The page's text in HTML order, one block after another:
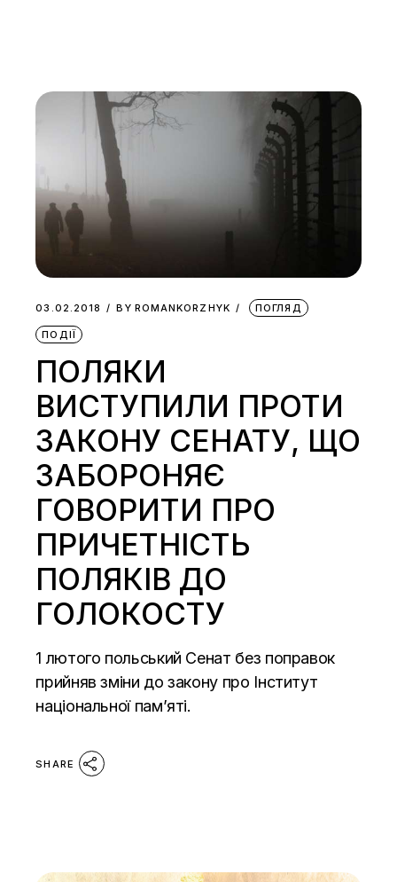
03.02.2018 BY ROMANKORZHYK ПОГЛЯД
ПОДІЇ
ПОЛЯКИ
ВИСТУПИЛИ ПРОТИ
ЗАКОНУ СЕНАТУ, ЩО
ЗАБОРОНЯЄ
ГОВОРИТИ ПРО
ПРИЧЕТНІСТЬ
ПОЛЯКІВ ДО
ГОЛОКОСТУ
1 лютого польський Сенат без поправок
прийняв зміни до закону про Інститут
національної пам’яті.
SHARE